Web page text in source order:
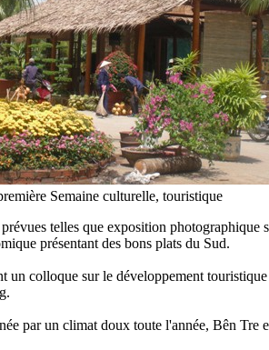
Semaine culturelle, touristique
telles que exposition
présentant des bons plats du Sud.
un colloque sur le développement
par un climat doux toute l'année, Bên